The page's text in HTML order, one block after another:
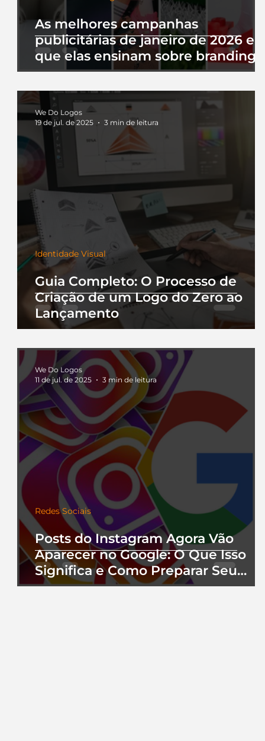
As melhores campanhas
publicitárias de janeiro de 2026 e
que elas ensinam sobre branding
Guia Completo: O Processo de
Criação de um Logo do Zero ao
Lançamento
Identidade Visual
We Do Logos
19 de jul. de 2025
3 min de leitura
Posts do Instagram Agora Vão
Aparecer no Google: O Que Isso
Significa e Como Preparar Seu
Perfil
Redes Sociais
We Do Logos
11 de jul. de 2025
3 min de leitura